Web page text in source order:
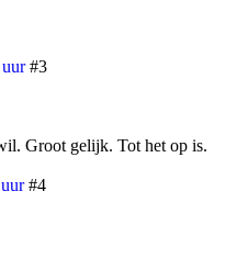
#3
Groot gelijk. Tot het op is.
#4